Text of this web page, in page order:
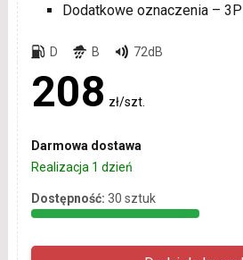
Dodatkowe oznaczenia –
D B 72dB
208 zł/szt.
Darmowa dostawa
Realizacja 1 dzień
Dostępność: 30 sztuk